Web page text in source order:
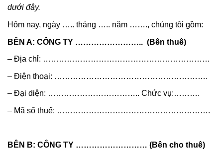
dưới đây.
Hôm nay, ngày ….. tháng ….. năm ……., chúng tôi gồm:
BÊN A: CÔNG TY …………………….. (Bên thuê)
– Địa chỉ: ………………………………………………………
– Điện thoại: ………………………………………………….
– Đại diện: …………………………….. Chức vụ:……….
– Mã số thuế: ………………………………………………….
BÊN B: CÔNG TY ……………………… (Bên cho thuê)